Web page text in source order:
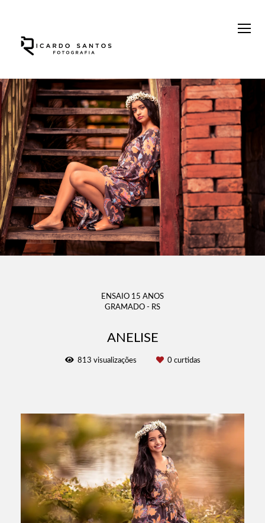
ENSAIO 15 ANOS
GRAMADO - RS
ANELISE
813 visualizações 0curtidas